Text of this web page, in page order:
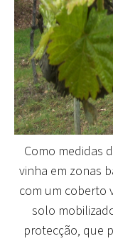
Como medidas
vinha em zonas
com um coberto
solo
protecção, que